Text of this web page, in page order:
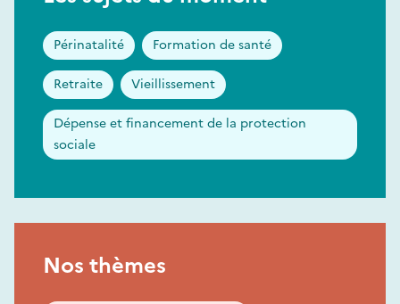
Périnatalité Formation de santé
Retraite Vieillissement
Dépense et financement de la protection
sociale
Nos thèmes